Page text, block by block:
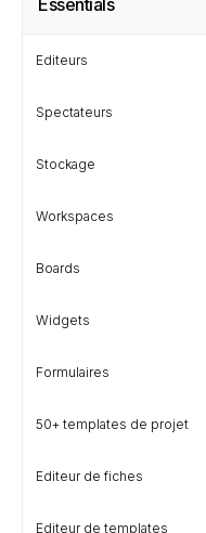
Essentials
Editeurs
Spectateurs
Stockage
Workspaces
Boards
Widgets
Formulaires
50+ templates de projet
Editeur de fiches
Editeur de templates